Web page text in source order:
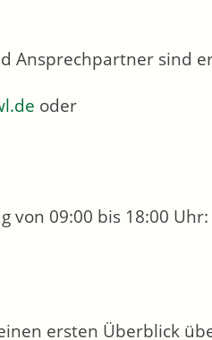
Ansprechpartner sind
oder
von 09:00 bis 18:00 Uhr:
ersten Überblick